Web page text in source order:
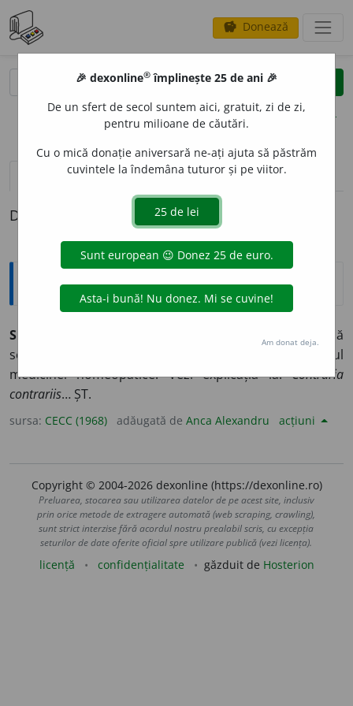
savings Donează
clear
opțiuni
definiții (1)
Definiția cu ID-ul 1331421:
Expresii și citate
Similia similibus curantur
(lat. „Cele care se aseamănă
se vindecă prin lucruri asemănătoare”) – Principiul
medicinei homeopatice. Vezi explicația la:Contraria
contrariis… ȘT.
sursa: CECC (1968) adăugată de Anca Alexandru acțiuni
Copyright © 2004-2026 dexonline (https://dexonline.ro)
Preluarea, stocarea sau utilizarea datelor de pe acest site, inclusiv
prin orice metode de extragere automată (web scraping, crawling),
sunt strict interzise fără acordul nostru prealabil scris, cu excepția
seturilor de date oferite oficial spre utilizare publică (vezi licența).
licență confidențialitate găzduit de Hosterion
🎉 dexonline® împlinește 25 de ani 🎉
De un sfert de secol suntem aici, gratuit, zi de zi,
pentru milioane de căutări.
Cu o mică donație aniversară ne-ați ajuta să păstrăm
cuvintele la îndemâna tuturor și pe viitor.
Am donat deja.